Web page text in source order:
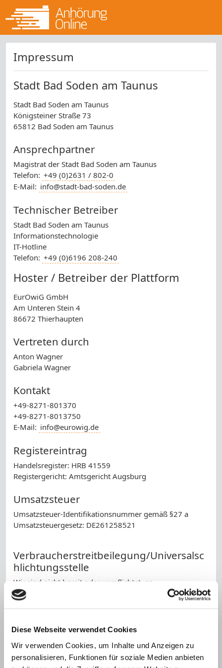
Diese Webseite verwendet Cookies
Wir verwenden Cookies, um Inhalte und Anzeigen zu
personalisieren, Funktionen für soziale Medien anbieten
Impressum
Stadt Bad Soden am Taunus
Stadt Bad Soden am Taunus
Königsteiner Straße 73
65812 Bad Soden am Taunus
Ansprechpartner
Magistrat der Stadt Bad Soden am Taunus
Telefon: +49 (0)2631 / 802-0
E-Mail: info@stadt-bad-soden.de
Technischer Betreiber
Stadt Bad Soden am Taunus
Informationstechnologie
IT-Hotline
Telefon: +49 (0)6196 208-240
Hoster / Betreiber der Plattform
EurOwiG GmbH
Am Unteren Stein 4
86672 Thierhaupten
Vertreten durch
Anton Wagner
Gabriela Wagner
Kontakt
+49-8271-801370
+49-8271-8013750
E-Mail: info@eurowig.de
Registereintrag
Handelsregister: HRB 41559
Registergericht: Amtsgericht Augsburg
Umsatzsteuer
Umsatzsteuer-Identifikationsnummer gemäß §27 a
Umsatzsteuergesetz: DE261258521
Verbraucherstreitbeilegung/Universalsc
hlichtungsstelle
Wir sind nicht bereit oder verpflichtet, an
Streitbeilegungsverfahren vor einer
Verbraucherschlichtungsstelle teilzunehmen.
eigene Inhalte auf diesen Seiten nach den allgemeinen
Gesetzen verantwortlich. Nach §§ 8 bis 10 TMG sind wir